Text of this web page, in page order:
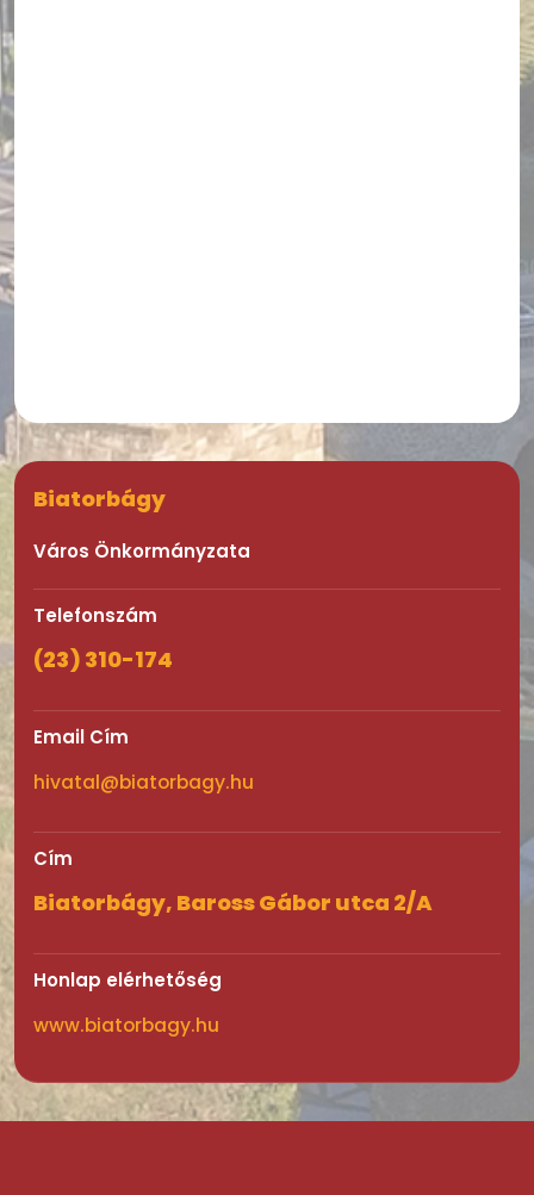
Biatorbágy
Város Önkormányzata
Telefonszám
(23) 310-174
Email Cím
hivatal@biatorbagy.hu
Cím
Biatorbágy, Baross Gábor utca 2/A
Honlap elérhetőség
www.biatorbagy.hu